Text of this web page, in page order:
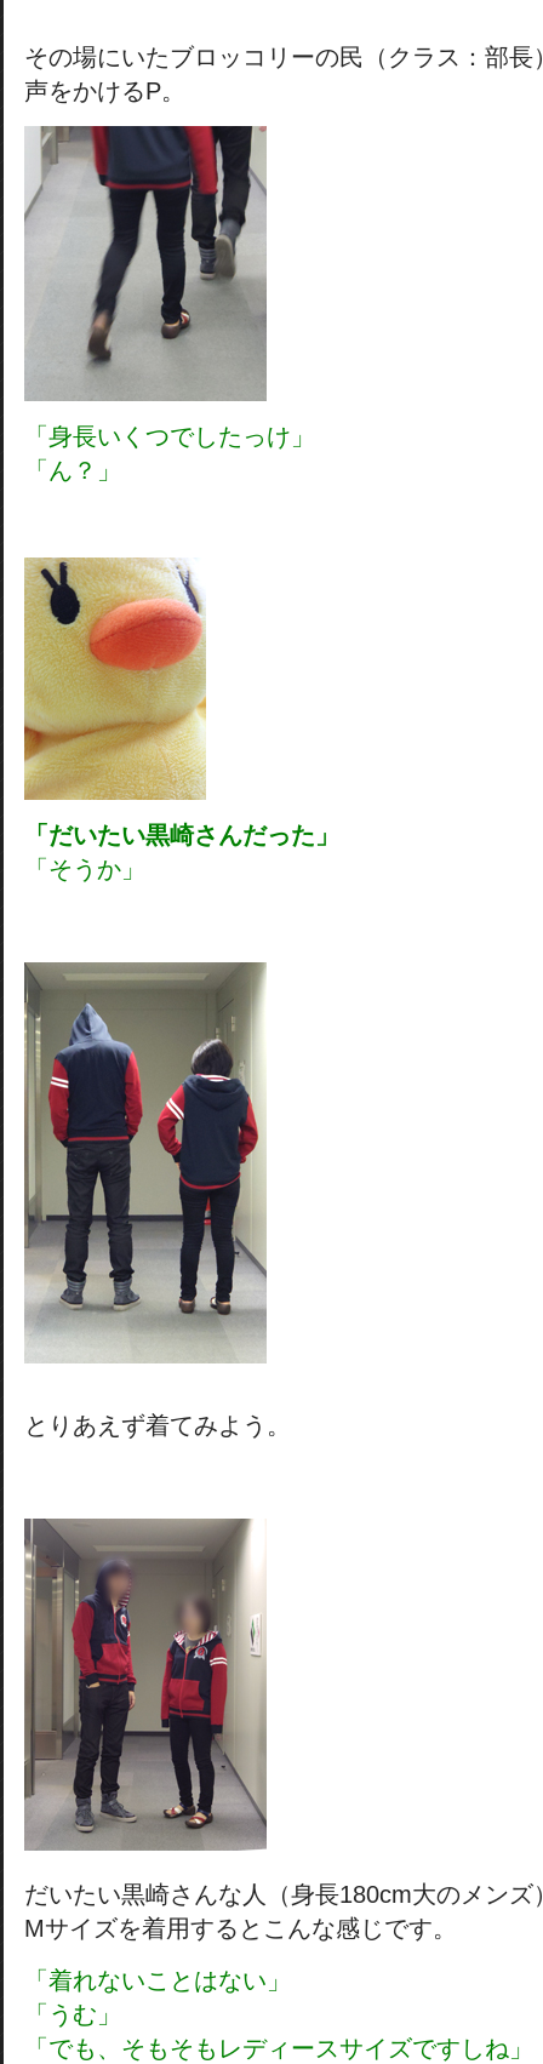
その場にいたブロッコリーの民（クラス：部長
声をかけるP。
「身長いくつでしたっけ」
「ん？」
「だいたい黒崎さんだった」
「そうか」
とりあえず着てみよう。
だいたい黒崎さんな人（身長180cm大のメンズ
Mサイズを着用するとこんな感じです。
「着れないことはない」
「うむ」
「でも、そもそもレディースサイズですしね」